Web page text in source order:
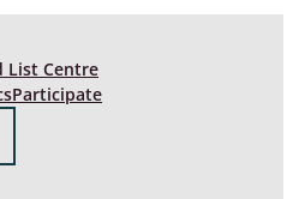
List Centre
Participate